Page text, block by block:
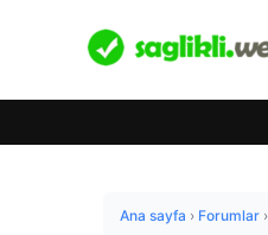
Ana sayfa › Forumlar ›